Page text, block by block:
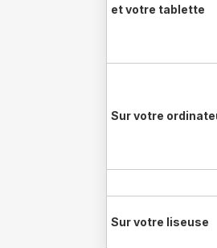
et votre tablette
Sur votre
Sur votre liseuse